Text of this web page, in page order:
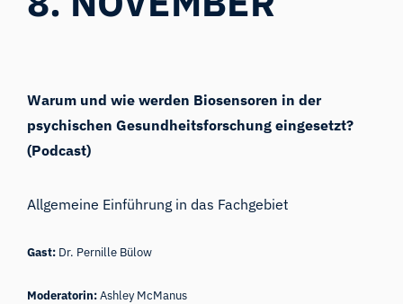
Warum und wie werden Biosensoren in der
psychischen Gesundheitsforschung eingesetzt?
(Podcast)
Allgemeine Einführung in das Fachgebiet
Gast: Dr. Pernille Bülow
Moderatorin:Ashley McManus